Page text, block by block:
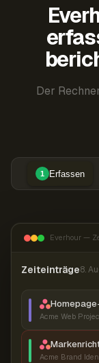
Der
1 Erfassen
Everhour —
Zeiteinträge8.
Acme Web
Acme Brand